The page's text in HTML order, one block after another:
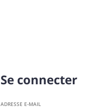
Se connecter
ADRESSE E-MAIL